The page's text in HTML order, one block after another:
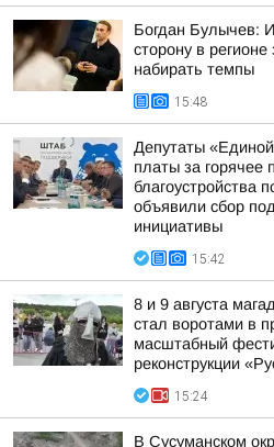
Богдан Булычев:
сторону в
набирать темпы
15:48
Депутаты
платы за горячее
благоустройства
объявили сбор
инициативы
15:42
8 и 9 августа
стал воротами в
масштабный
реконструкции
15:24
В Сусуманском